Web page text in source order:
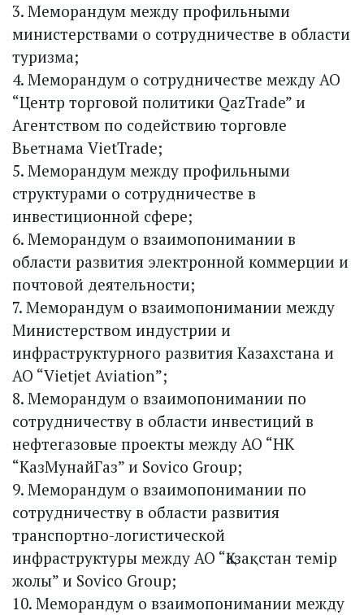
3. Меморандум между профильными
министерствами о сотрудничестве в области
туризма;
4. Меморандум о сотрудничестве между АО
“Центр торговой политики QazTrade” и
Агентством по содействию торговле
Вьетнама VietTrade;
5. Меморандум между профильными
структурами о сотрудничестве в
инвестиционной сфере;
6. Меморандум о взаимопонимании в
области развития электронной коммерции и
почтовой деятельности;
7. Меморандум о взаимопонимании между
Министерством индустрии и
инфраструктурного развития Казахстана и
АО “Vietjet Aviation”;
8. Меморандум о взаимопонимании по
сотрудничеству в области инвестиций в
нефтегазовые проекты между АО “НK
“КазМунайГаз” и Sovico Group;
9. Меморандум о взаимопонимании по
сотрудничеству в области развития
транспортно-логистической
инфраструктуры между АО “Қазақстан темір
жолы” и Sovico Group;
10. Меморандум о взаимопонимании между